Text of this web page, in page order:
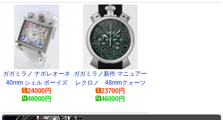
ガガミラノ ナポレオーネ
40mm シェル ボーイズ
6030.1 コピー 時計
24000円
48000円
ガガミラノ新作 マニュアー
レクロノ 48mmクォーツ
5050.6 コピー
23700円
46000円